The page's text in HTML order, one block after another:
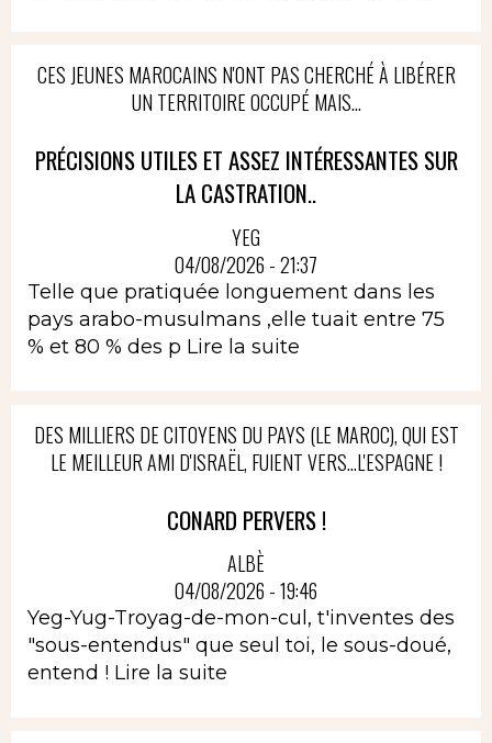
CES JEUNES MAROCAINS N'ONT PAS CHERCHÉ À LIBÉRER
UN TERRITOIRE OCCUPÉ MAIS...
PRÉCISIONS UTILES ET ASSEZ INTÉRESSANTES SUR
LA CASTRATION..
YEG
04/08/2026 - 21:37
Telle que pratiquée longuement dans les
pays arabo-musulmans ,elle tuait entre 75
% et 80 % des p Lire la suite
DES MILLIERS DE CITOYENS DU PAYS (LE MAROC), QUI EST
LE MEILLEUR AMI D'ISRAËL, FUIENT VERS...L'ESPAGNE !
CONARD PERVERS !
ALBÈ
04/08/2026 - 19:46
Yeg-Yug-Troyag-de-mon-cul, t'inventes des
"sous-entendus" que seul toi, le sous-doué,
entend ! Lire la suite